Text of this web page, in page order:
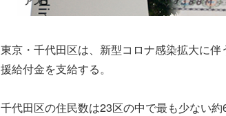
東京・千代田区は、新型コロナ感染拡大に
援給付金を支給する。
千代田区の住民数は23区の中で最も少ない